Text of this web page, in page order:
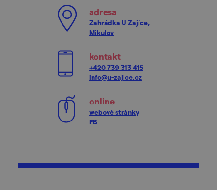
adresa
Zahrádka U Zajíce,
Mikulov
kontakt
+420 739 313 415
info@u-zajice.cz
online
webové stránky
FB